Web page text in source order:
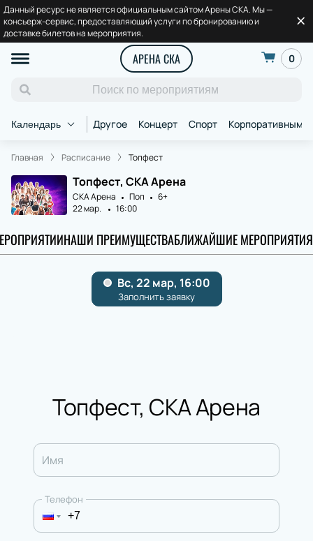
Данный ресурс не является официальным сайтом Арены СКА. Мы —
консьерж-сервис, предоставляющий услуги по бронированию и
доставке билетов на мероприятия.
АРЕНА СКА 0
Календарь Другое Концерт Спорт Корпоративным
Главная Расписание Топфест
Топфест, СКА Арена
СКА Арена Поп
6+
22 мар.
16:00
НАШИ ПРЕИМУЩЕСТВАБЛИЖАЙШИЕ МЕРОПРИЯТИЯ
Топфест, СКА Арена
Имя
Телефон